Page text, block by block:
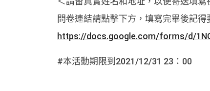
問卷連結請點擊下方，填寫完畢後記
https://docs.google.com/forms/d/
#本活動期限到2021/12/31 23：00